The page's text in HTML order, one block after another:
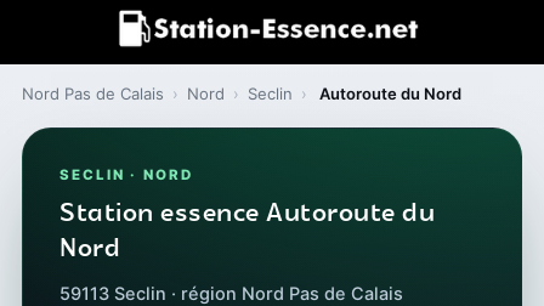
Nord Pas de Calais › Nord › Seclin › Autoroute du Nord
SECLIN · NORD
Station essence Autoroute du
Nord
59113 Seclin · région Nord Pas de Calais